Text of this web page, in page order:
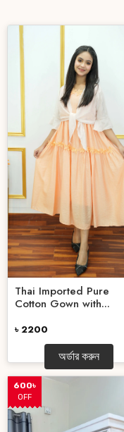
Thai Imported Pure
Cotton Gown with...
৳ 2200
অর্ডার করুন
600৳
OFF